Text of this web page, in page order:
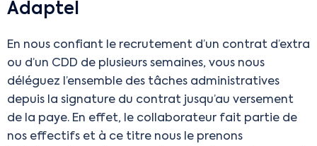
Adaptel
En nous confiant le recrutement d’un contrat d’extra
ou d’un CDD de plusieurs semaines, vous nous
déléguez l’ensemble des tâches administratives
depuis la signature du contrat jusqu’au versement
de la paye. En effet, le collaborateur fait partie de
nos effectifs et à ce titre nous le prenons